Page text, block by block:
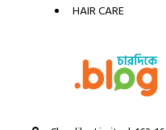
HAIR CARE